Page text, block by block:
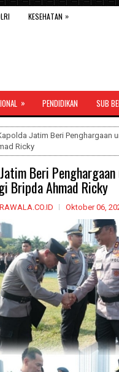
KESEHATAN »
» PENDIDIKAN SUB
Jatim Beri Penghargaan
Ricky
Beri
Bripda Ahmad Ricky
Oktober 06,